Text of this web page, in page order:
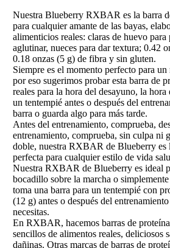
Nuestra Blueberry RXBAR es la barra
para cualquier amante de las bayas,
alimenticios reales: claras de huevo para
aglutinar, nueces para dar textura; 0.42
0.18 onzas (5 g) de fibra y sin gluten.
Siempre es el momento perfecto para
por eso sugerimos probar esta barra de
reales para la hora del desayuno, la
un tentempié antes o después del
barra o guarda algo para más tarde.
Antes del entrenamiento, comprueba,
entrenamiento, comprueba, sin culpa ni
doble, nuestra RXBAR de Blueberry es
perfecta para cualquier estilo de vida
Nuestra RXBAR de Blueberry es ideal
bocadillo sobre la marcha o
toma una barra para un tentempié con
(12 g) antes o después del
necesitas.
En RXBAR, hacemos barras de
sencillos de alimentos reales, deliciosos
dañinas. Otras marcas de barras de